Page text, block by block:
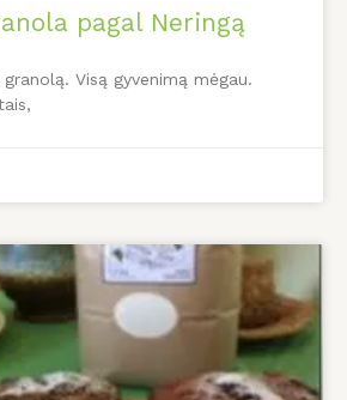
pagal Neringą
Visą gyvenimą mėgau.